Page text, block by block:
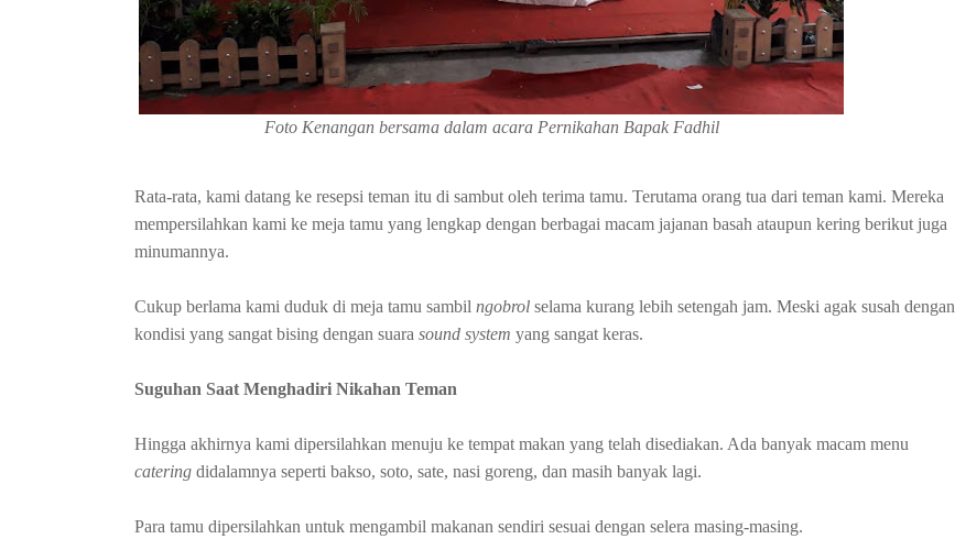
Foto Kenangan bersama dalam acara Pernikahan Bapak Fadhil
Rata-rata, kami datang ke resepsi teman itu di sambut oleh terima tamu. Terutama orang tua dari teman kami. Mereka
mempersilahkan kami ke meja tamu yang lengkap dengan berbagai macam jajanan basah ataupun kering berikut juga
minumannya.
Cukup berlama kami duduk di meja tamu sambil ngobrol selama kurang lebih setengah jam. Meski agak susah dengan
kondisi yang sangat bising dengan suara sound system yang sangat keras.
Suguhan Saat Menghadiri Nikahan Teman
Hingga akhirnya kami dipersilahkan menuju ke tempat makan yang telah disediakan. Ada banyak macam menu
catering didalamnya seperti bakso, soto, sate, nasi goreng, dan masih banyak lagi.
Para tamu dipersilahkan untuk mengambil makanan sendiri sesuai dengan selera masing-masing.